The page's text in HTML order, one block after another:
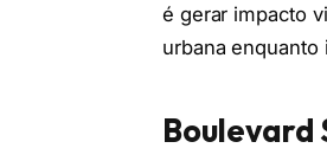
é gerar impacto
urbana
Boulevard